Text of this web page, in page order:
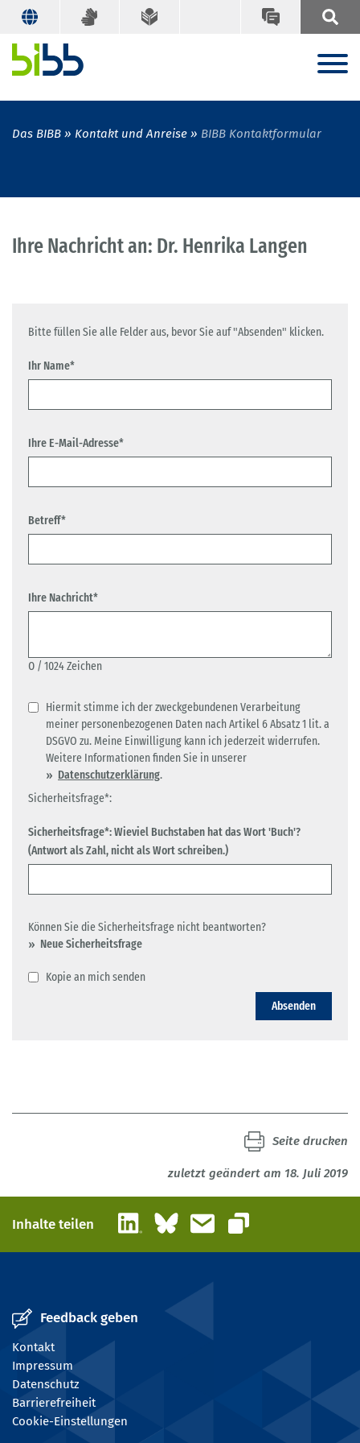
Das BIBB Kontakt und Anreise BIBB Kontaktformular
Ihre Nachricht an: Dr. Henrika Langen
Bitte füllen Sie alle Felder aus, bevor Sie auf "Absenden" klicken.
Ihr Name*
Ihre E-Mail-Adresse*
Betreff*
Ihre Nachricht*
0 / 1024 Zeichen
Hiermit stimme ich der zweckgebundenen Verarbeitung
meiner personenbezogenen Daten nach Artikel 6 Absatz 1 lit. a
DSGVO zu. Meine Einwilligung kann ich jederzeit widerrufen.
Weitere Informationen finden Sie in unserer
Datenschutzerklärung.
Sicherheitsfrage*:
Sicherheitsfrage*: Wieviel Buchstaben hat das Wort 'Buch'?
(Antwort als Zahl, nicht als Wort schreiben.)
Können Sie die Sicherheitsfrage nicht beantworten?
Neue Sicherheitsfrage
Kopie an mich senden
Absenden
zuletzt geändert am 18. Juli 2019
Seite drucken
Inhalte teilen LinkedInBlueskyE-Mail
Link kopieren
Feedback geben
Kontakt
Impressum
Datenschutz
Barrierefreiheit
Cookie-Einstellungen